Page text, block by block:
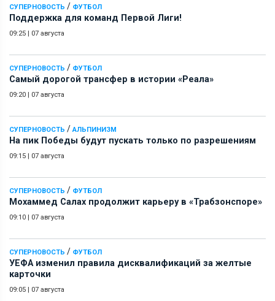
СУПЕРНОВОСТЬ / ФУТБОЛ
Поддержка для команд Первой Лиги!
09:25 | 07 августа
СУПЕРНОВОСТЬ / ФУТБОЛ
Самый дорогой трансфер в истории «Реала»
09:20 | 07 августа
СУПЕРНОВОСТЬ / АЛЬПИНИЗМ
На пик Победы будут пускать только по разрешениям
09:15 | 07 августа
СУПЕРНОВОСТЬ / ФУТБОЛ
Мохаммед Салах продолжит карьеру в «Трабзонспоре»
09:10 | 07 августа
СУПЕРНОВОСТЬ / ФУТБОЛ
УЕФА изменил правила дисквалификаций за желтые
карточки
09:05 | 07 августа